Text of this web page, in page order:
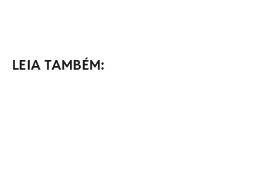
LEIA TAMBÉM: